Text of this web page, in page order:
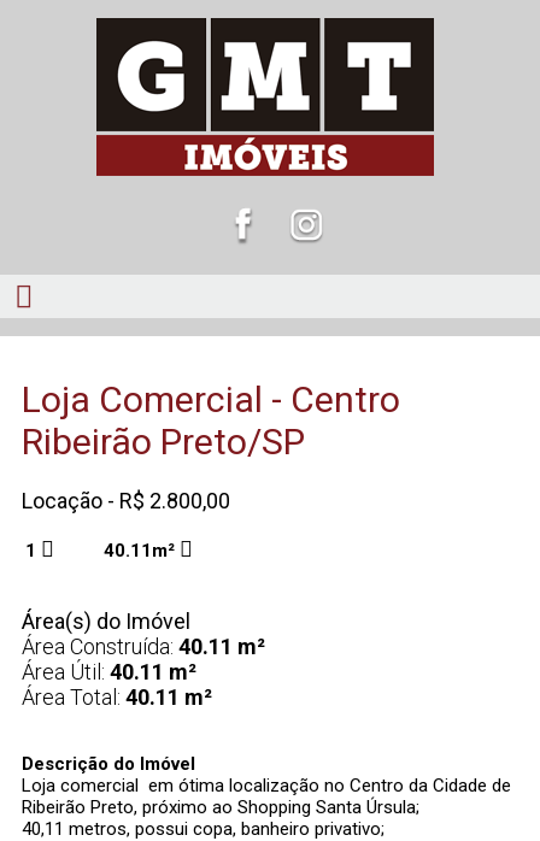
Loja Comercial - Centro
Ribeirão Preto/SP
Locação - R$ 2.800,00
1 40.11m²
Área(s) do Imóvel
Área Construída: 40.11 m²
Área Útil: 40.11 m²
Área Total: 40.11 m²
Descrição do Imóvel
Loja comercial em ótima localização no Centro da Cidade de
Ribeirão Preto, próximo ao Shopping Santa Úrsula;
40,11 metros, possui copa, banheiro privativo;